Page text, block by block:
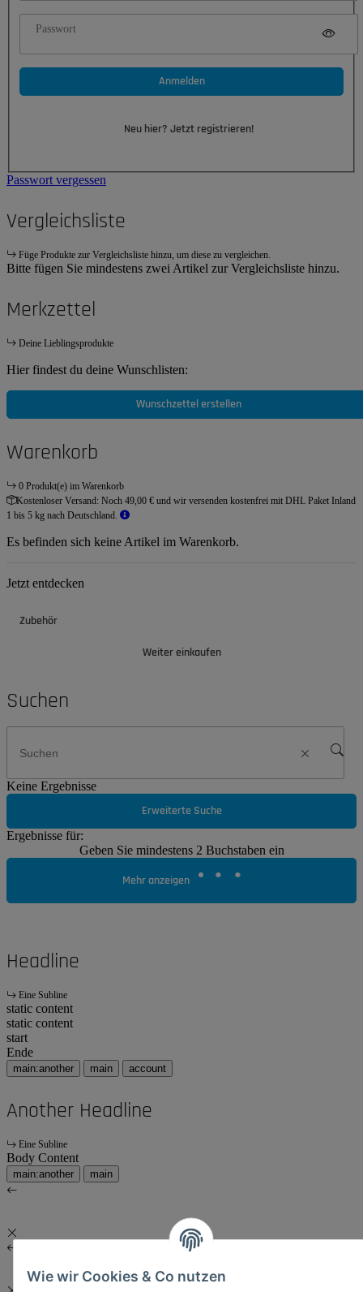
Wie wir Cookies & Co nutzen
Passwort
Anmelden
Neu hier? Jetzt registrieren!
Passwort vergessen
Vergleichsliste
Füge Produkte zur Vergleichsliste hinzu, um diese zu vergleichen.
Bitte fügen Sie mindestens zwei Artikel zur Vergleichsliste hinzu.
Merkzettel
Deine Lieblingsprodukte
Hier findest du deine Wunschlisten:
Wunschzettel erstellen
Warenkorb
0 Produkt(e) im Warenkorb
Kostenloser Versand: Noch 49,00 € und wir versenden kostenfrei mit DHL Paket Inland
1 bis 5 kg nach Deutschland.
Es befinden sich keine Artikel im Warenkorb.
Jetzt entdecken
Zubehör
Weiter einkaufen
Suchen
Keine Ergebnisse
Erweiterte Suche
Ergebnisse für:
Geben Sie mindestens 2 Buchstaben ein
Mehr anzeigen
Headline
Eine Subline
static content
static content
start
Ende
main:another main account
Another Headline
Eine Subline
Body Content
main:another main